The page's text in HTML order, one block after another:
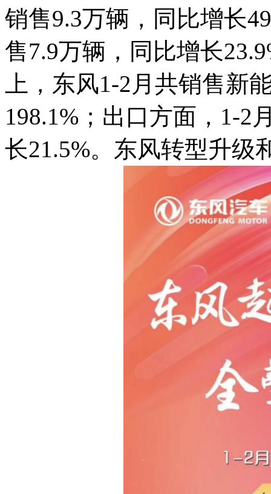
销售9.3万辆，同比增长
售7.9万辆，同比增长
上，东风1-2月共销售新
198.1%；出口方面，1-2
长21.5%。东风转型升级